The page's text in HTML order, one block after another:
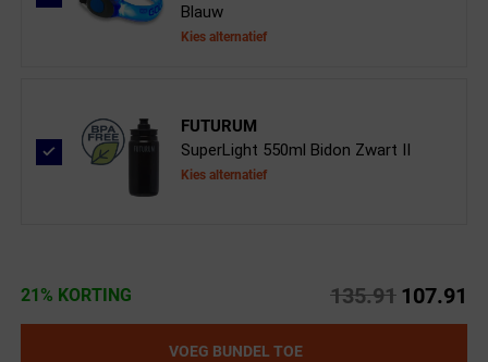
Blauw
Kies alternatief
FUTURUM
SuperLight 550ml Bidon Zwart II
Kies alternatief
21% KORTING 135.91 107.91
VOEG BUNDEL TOE